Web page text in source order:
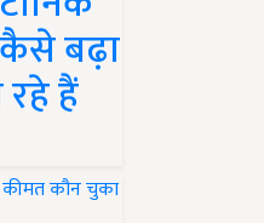
बढ़ा
हैं